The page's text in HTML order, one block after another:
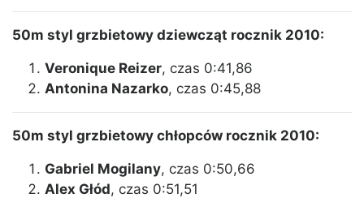
50m styl grzbietowy dziewcząt rocznik 2010:
Veronique Reizer, czas 0:41,86
Antonina Nazarko, czas 0:45,88
50m styl grzbietowy chłopców rocznik 2010:
Gabriel Mogilany, czas 0:50,66
Alex Głód, czas 0:51,51